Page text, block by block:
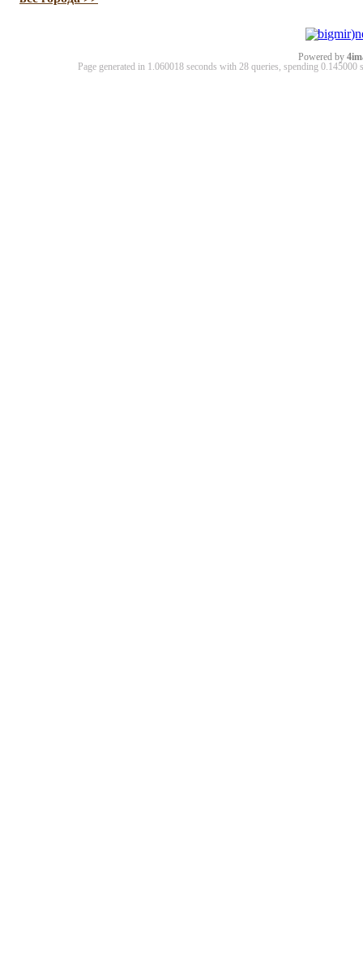
Powered by
Page generated in 1.060018 seconds with 28 queries, spending